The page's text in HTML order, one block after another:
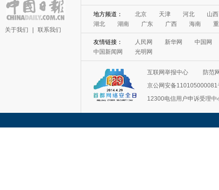
关于我们 联系我们
地方频道： 北京 天津 河北
山西
湖北
湖南 广东 广西 海南
友情链接： 人民网 新华网
中国网
中国新闻网
光明网
互联网举报中心
防范
京公网安备110105000081
12300电信用户申诉受理中